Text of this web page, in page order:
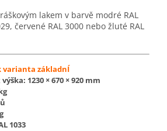
lakem v barvě modré RAL
červené RAL 3000 nebo žluté RAL
varianta základnÍ
1230 × 670 × 920 mm
1033